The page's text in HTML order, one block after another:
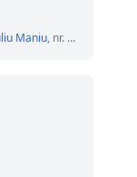
Maniu, nr. 59